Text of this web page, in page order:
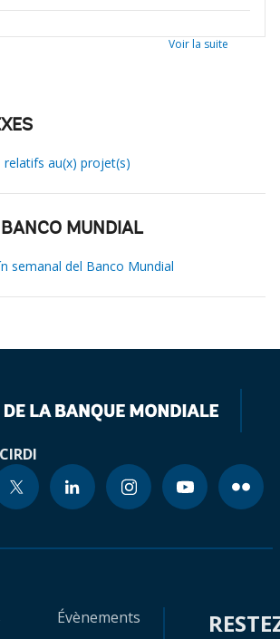
Voir la suite
au(x) projet(s)
MUNDIAL
semanal del Banco Mundial
CIRDI
Évènements